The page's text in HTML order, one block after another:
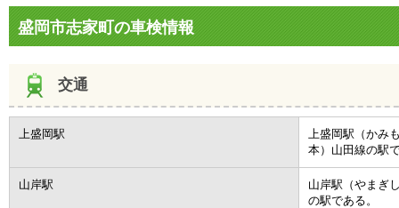
盛岡市志家町の車検情報
交通
上盛岡駅
上盛岡駅（かみ
本）山田線の駅
山岸駅
山岸駅（やまぎ
の駅である。